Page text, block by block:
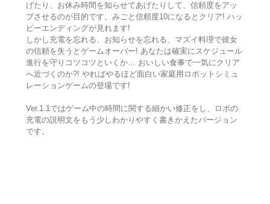
げたり、お休み時間を知らせてあげたりして、信頼度をアッ
プさせるのが目的です。みごと信頼度10になるとクリア! ハッ
ピーエンディングが見れます!
しかし充電を忘れる、お知らせを忘れる、マズイ料理で彼女
の信頼を失うとゲームオーバー! あなたは確実にスケジュール
進行を守りコツコツといくか… おいしい食事で一気にクリア
へ近づくのか?! やればやるほど面白い家庭用ロボットシミュ
レーションゲームの登場です!
Ver.1.1ではゲーム中の時間に関する細かい修正をし、ロボの
充電の説明文をもう少しわかりやすく書きかえたバージョン
です。